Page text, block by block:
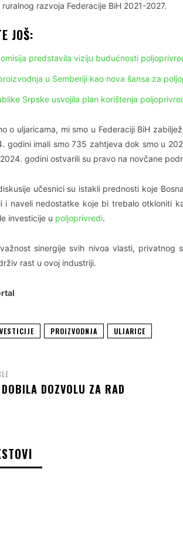
razvoja Federacije BiH 2021-2027.
JOŠ:
predstavila viziju budućnosti
u Semberiji kao nova šansa za
Srpske usvojila plan korištenja
o uljaricama, mi smo u Federaciji BiH
godini imali smo 735 zahtjeva dok smo u
godini ostvarili su pravo na novčane
učesnici su istakli prednosti koje
i naveli nedostatke koje bi trebalo otkloniti
investicije u poljoprivredi.
sinergije svih nivoa vlasti,
rast u ovoj industriji.
PROIZVODNJA ULJARICE
DOZVOLU ZA RAD